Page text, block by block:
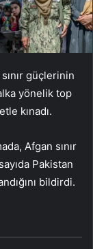
güçlerinin
yönelik top
kınadı.
Afgan sınır
Pakistan
bildirdi.